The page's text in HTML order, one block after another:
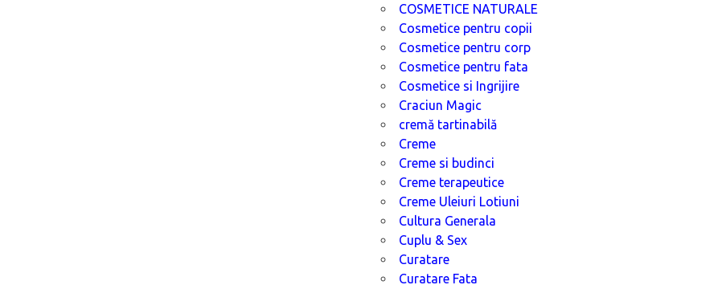
COSMETICE NATURALE
Cosmetice pentru copii
Cosmetice pentru corp
Cosmetice pentru fata
Cosmetice si Ingrijire
Craciun Magic
cremă tartinabilă
Creme
Creme si budinci
Creme terapeutice
Creme Uleiuri Lotiuni
Cultura Generala
Cuplu & Sex
Curatare
Curatare Fata